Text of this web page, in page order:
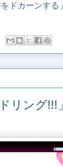
ドカーンす
リング!!!